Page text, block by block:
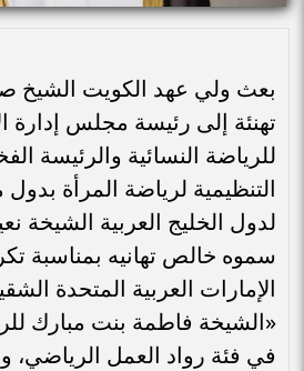
بعث ولي عهد الكويت الشيخ
تهنئة إلى رئيسة مجلس إدارة
للرياضة النسائية والرئيسة
التنظيمية لرياضة المرأة
لدول الخليج العربية الشيخة
سموه خالص تهانيه بمناسبة
الإمارات العربية المتحدة
«الشيخة فاطمة بنت مبارك
في فئة رواد العمل الرياضي،